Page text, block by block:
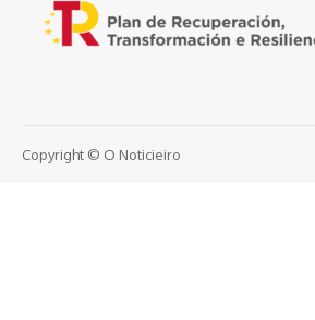
Copyright © O Noticieiro